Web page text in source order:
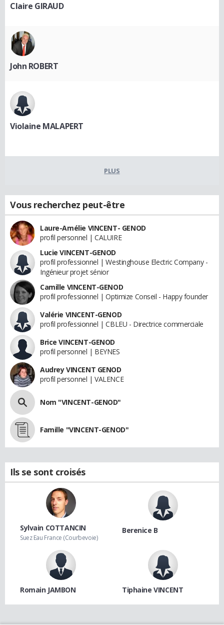
Claire GIRAUD
John ROBERT
Violaine MALAPERT
PLUS
Vous recherchez peut-être
Laure-Amélie VINCENT- GENOD
profil personnel | CALUIRE
Lucie VINCENT-GENOD
profil professionnel | Westinghouse Electric Company -
Ingénieur projet sénior
Camille VINCENT-GENOD
profil professionnel | Optimize Conseil - Happy founder
Valérie VINCENT-GENOD
profil professionnel | CBLEU - Directrice commerciale
Brice VINCENT-GENOD
profil personnel | BEYNES
Audrey VINCENT GENOD
profil personnel | VALENCE
Nom "VINCENT-GENOD"
Famille "VINCENT-GENOD"
Ils se sont croisés
Sylvain COTTANCIN
Suez Eau France (Courbevoie)
Berenice B
Romain JAMBON Tiphaine VINCENT